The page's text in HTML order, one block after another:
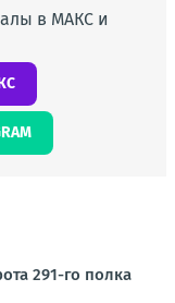
в МАКС и
291-го полка